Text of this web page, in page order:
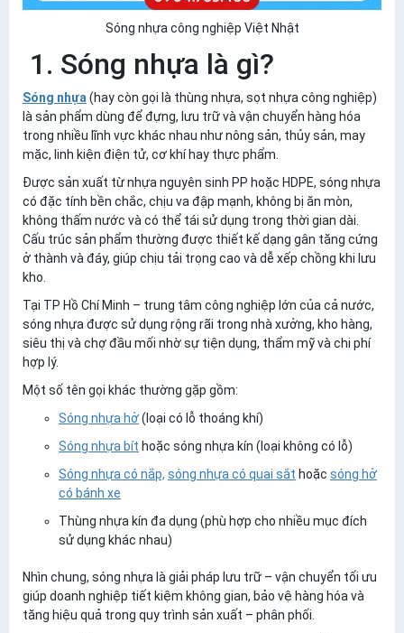
Sóng nhựa công nghiệp Việt Nhật
1. Sóng nhựa là gì?
Sóng nhựa(hay còn gọi là thùng nhựa, sọt nhựa công nghiệp)
là sản phẩm dùng để đựng, lưu trữ và vận chuyển hàng hóa
trong nhiều lĩnh vực khác nhau như nông sản, thủy sản, may
mặc, linh kiện điện tử, cơ khí hay thực phẩm.
Được sản xuất từ nhựa nguyên sinh PP hoặc HDPE, sóng nhựa
có đặc tính bền chắc, chịu va đập mạnh, không bị ăn mòn,
không thấm nước và có thể tái sử dụng trong thời gian dài.
Cấu trúc sản phẩm thường được thiết kế dạng gân tăng cứng
ở thành và đáy, giúp chịu tải trọng cao và dễ xếp chồng khi lưu
kho.
Tại TP Hồ Chí Minh – trung tâm công nghiệp lớn của cả nước,
sóng nhựa được sử dụng rộng rãi trong nhà xưởng, kho hàng,
siêu thị và chợ đầu mối nhờ sự tiện dụng, thẩm mỹ và chi phí
hợp lý.
Một số tên gọi khác thường gặp gồm:
Sóng nhựa hở(loại có lỗ thoáng khí)
Sóng nhựa bít hoặc sóng nhựa kín (loại không có lỗ)
Sóng nhựa có nắp, sóng nhựa có quai sắt hoặc sóng hở
có bánh xe
Thùng nhựa kín đa dụng (phù hợp cho nhiều mục đích
sử dụng khác nhau)
Nhìn chung, sóng nhựa là giải pháp lưu trữ – vận chuyển tối ưu
giúp doanh nghiệp tiết kiệm không gian, bảo vệ hàng hóa và
tăng hiệu quả trong quy trình sản xuất – phân phối.